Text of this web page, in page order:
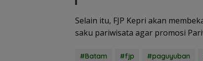
Selain itu, FJP Kepri akan
saku pariwisata agar promosi
#Batam #fjp #paguyuban